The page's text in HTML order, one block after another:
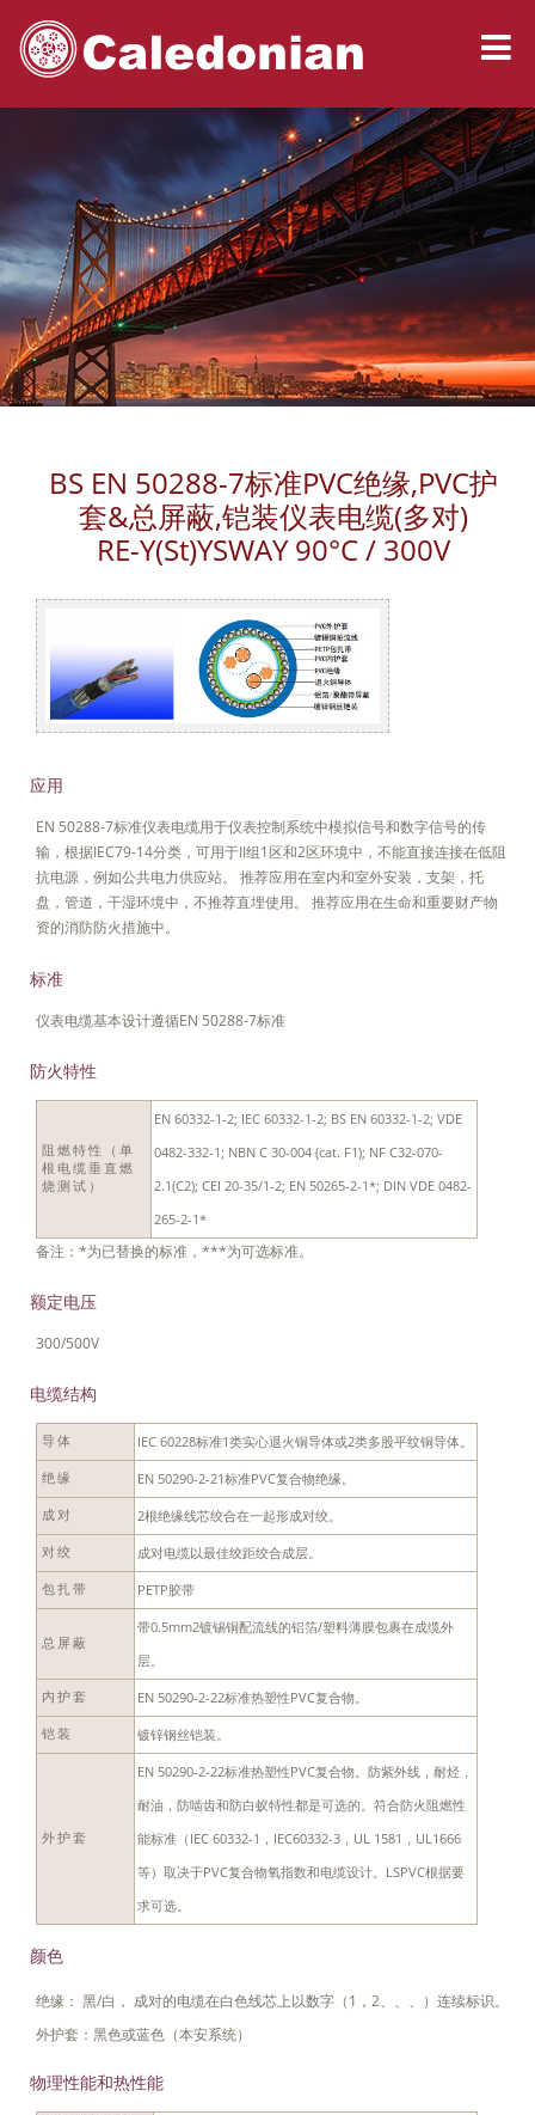
BS EN 50288-7标准PVC绝缘,PVC护
套&总屏蔽,铠装仪表电缆(多对)
RE-Y(St)YSWAY 90°C / 300V
应用
EN 50288-7标准仪表电缆用于仪表控制系统中模拟信号和数字信号的传
输，根据IEC79-14分类，可用于II组1区和2区环境中，不能直接连接在低阻
抗电源，例如公共电力供应站。 推荐应用在室内和室外安装，支架，托
盘，管道，干湿环境中，不推荐直埋使用。 推荐应用在生命和重要财产物
资的消防防火措施中。
标准
仪表电缆基本设计遵循EN 50288-7标准
防火特性
阻燃特性（单
根电缆垂直燃
烧测试）
EN 60332-1-2; IEC 60332-1-2; BS EN 60332-1-2; VDE
0482-332-1; NBN C 30-004 (cat. F1); NF C32-070-
2.1(C2); CEI 20-35/1-2; EN 50265-2-1*; DIN VDE 0482-
265-2-1*
备注：*为已替换的标准，***为可选标准。
额定电压
300/500V
电缆结构
导体 IEC 60228标准1类实心退火铜导体或2类多股平纹铜导体。
绝缘 EN 50290-2-21标准PVC复合物绝缘。
成对 2根绝缘线芯绞合在一起形成对绞。
对绞 成对电缆以最佳绞距绞合成层。
包扎带 PETP胶带
总屏蔽
带0.5mm2镀锡铜配流线的铝箔/塑料薄膜包裹在成缆外
层。
内护套 EN 50290-2-22标准热塑性PVC复合物。
铠装 镀锌钢丝铠装。
外护套
EN 50290-2-22标准热塑性PVC复合物。防紫外线，耐烃，
耐油，防啮齿和防白蚁特性都是可选的。符合防火阻燃性
能标准（IEC 60332-1，IEC60332-3，UL 1581，UL1666
等）取决于PVC复合物氧指数和电缆设计。LSPVC根据要
求可选。
颜色
绝缘： 黑/白， 成对的电缆在白色线芯上以数字（1，2、、、）连续标识。
外护套：黑色或蓝色（本安系统）
物理性能和热性能